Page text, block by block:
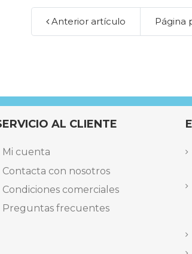
Anterior artículo Página
AL CLIENTE
Mi cuenta
Contacta con nosotros
Condiciones comerciales
Preguntas frecuentes